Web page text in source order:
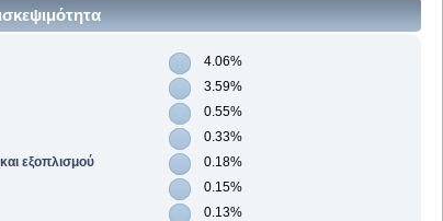
4.06%
3.59%
0.55%
0.33%
εξοπλισμού
0.18%
0.15%
0.13%